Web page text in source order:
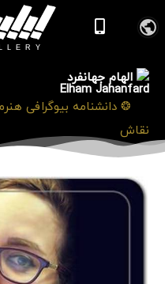
الهام جهانفرد
Elham Jahanfard
❂ دانشنامه بیوگرافی
نقاش